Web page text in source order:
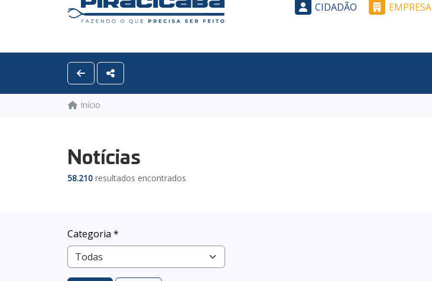
CIDADÃO EMPRESA
Início
Notícias
58.210 resultados encontrados
Categoria *